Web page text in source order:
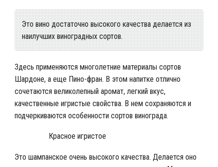
Это вино достаточно высокого качества делается из
наилучших виноградных сортов.
Здесь применяются многолетние материалы сортов
Шардоне, а еще Пино-фран. В этом напитке отлично
сочетаются великолепный аромат, легкий вкус,
качественные игристые свойства. В нем сохраняются и
подчеркиваются особенности сортов винограда.
Красное игристое
Это шампанское очень высокого качества. Делается оно